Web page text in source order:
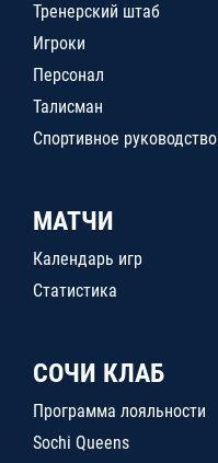
Тренерский штаб
Игроки
Персонал
Талисман
Спортивное руководство
МАТЧИ
Календарь игр
Статистика
СОЧИ КЛАБ
Программа лояльности
Sochi Queens